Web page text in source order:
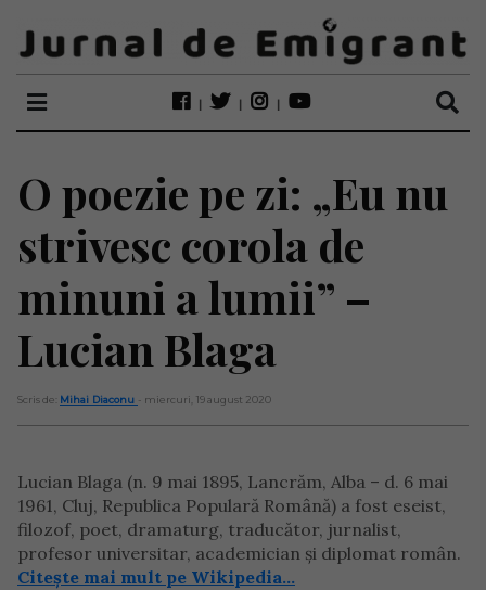
O poezie pe zi: „Eu nu
strivesc corola de
minuni a lumii” –
Lucian Blaga
Scris de: Mihai Diaconu - miercuri, 19 august 2020
Lucian Blaga (n. 9 mai 1895, Lancrăm, Alba – d. 6 mai
1961, Cluj, Republica Populară Română) a fost eseist,
filozof, poet, dramaturg, traducător, jurnalist,
profesor universitar, academician și diplomat român.
Citește mai mult pe Wikipedia…